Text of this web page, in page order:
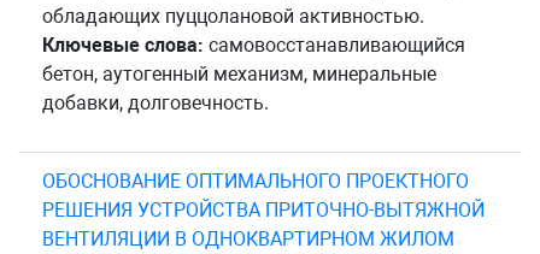
обладающих пуццолановой активностью.
Ключевые слова: самовосстанавливающийся
бетон, аутогенный механизм, минеральные
добавки, долговечность.
ОБОСНОВАНИЕ ОПТИМАЛЬНОГО ПРОЕКТНОГО
РЕШЕНИЯ УСТРОЙСТВА ПРИТОЧНО-ВЫТЯЖНОЙ
ВЕНТИЛЯЦИИ В ОДНОКВАРТИРНОМ ЖИЛОМ